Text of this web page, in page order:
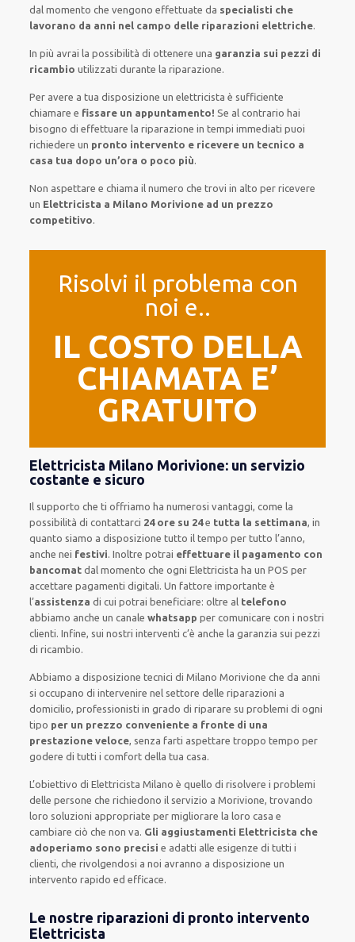
dal momento che vengono effettuate da specialisti che
lavorano da anni nel campo delle riparazioni elettriche.
In più avrai la possibilità diottenere una garanzia sui pezzi di
ricambioutilizzati durante la riparazione.
Per avere a tua disposizione un elettricistaè sufficiente
chiamare e fissare un appuntamento! Se al contrario hai
bisogno dieffettuare la riparazione in tempiimmediati puoi
richiedere un pronto intervento e ricevere un tecnico a
casa tua dopo un’ora o poco più.
Non aspettare e chiama il numero che trovi in alto per ricevere
un Elettricista a Milano Morivione ad un prezzo
competitivo.
Risolvi il problema con
noi e..
IL COSTO DELLA
CHIAMATA E’
GRATUITO
Elettricista Milano Morivione: un servizio
costante e sicuro
Il supporto che tioffriamo ha numerosi vantaggi, come la
possibilità di contattarci 24 ore su 24e tutta la settimana, in
quanto siamo a disposizionetutto il tempo per tutto l’anno,
anche nei festivi.Inoltrepotrai effettuare il pagamento con
bancomat dal momento che ogni Elettricista haun POSper
accettare pagamentidigitali.Un fattore importante è
l’assistenza di cui potrai beneficiare: oltre al telefono
abbiamo anche uncanale whatsappper comunicare con i nostri
clienti.Infine, sui nostri interventi c’è anche lagaranzia sui pezzi
di ricambio.
Abbiamo a disposizionetecnici di Milano Morivione che da anni
si occupano di intervenirenel settore delle riparazioni a
domicilio, professionistiin grado di riparare su problemi di ogni
tipo per un prezzo conveniente a fronte di una
prestazione veloce, senza farti aspettare troppo tempo per
godere di tutti i comfort della tua casa.
L’obiettivo di Elettricista Milano è quello di risolvere i problemi
delle persone cherichiedono il servizio a Morivione, trovando
loro soluzioni appropriate per migliorare la loro casa e
cambiare ciò che non va. Gli aggiustamenti Elettricista che
adoperiamo sono precisi e adatti alle esigenze di tutti i
clienti, che rivolgendosi a noi avranno a disposizione un
interventorapido ed efficace.
Le nostre riparazioni di pronto intervento
Elettricista